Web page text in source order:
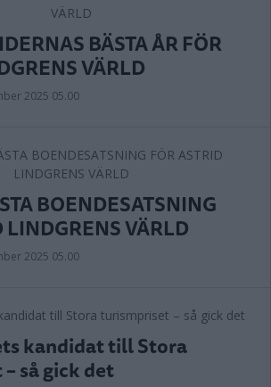
BÄSTA ÅR FÖR
VÄRLD
2025 05.00
BOENDESATSNING
LINDGRENS VÄRLD
2025 05.00
kandidat till Stora
så gick det